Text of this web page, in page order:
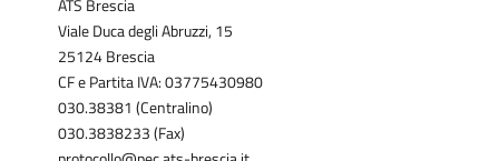
ATS Brescia
Viale Duca degli Abruzzi, 15
25124 Brescia
CF e Partita IVA: 03775430980
030.38381 (Centralino)
030.3838233 (Fax)